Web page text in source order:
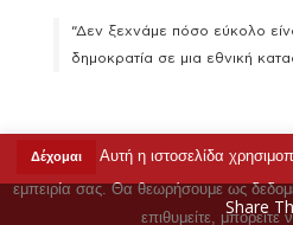
“Δεν ξεχνάμε πόσο εύκολο
δημοκρατία σε μια εθνική
Δέχομαι
Αυτή η ιστοσελίδα
εμπειρία σας. Θα θεωρήσουμε ως
επιθυμείτε, μπορείτε
Share